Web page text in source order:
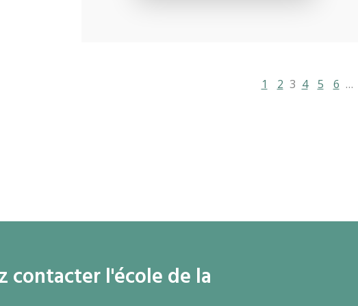
1 2 3 4 5 6 …
contacter l'école de la